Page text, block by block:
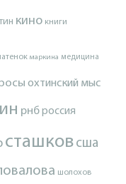
кино книги
маркина медицина
охтинский мыс
рнброссия
сташков сша
шолохов